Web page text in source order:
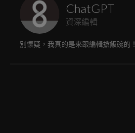
ChatGPT
資深編輯
別懷疑，我真的是來跟編輯搶飯碗的！